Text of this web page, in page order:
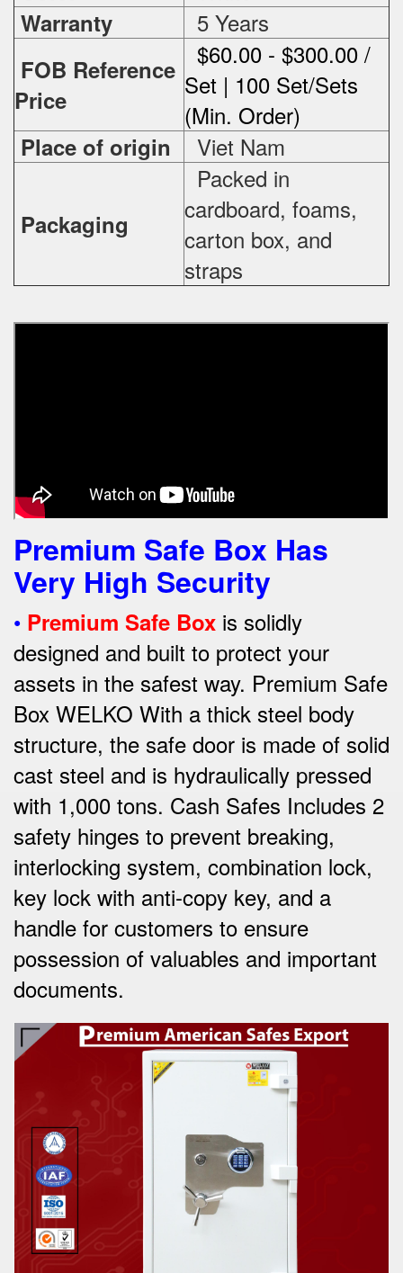
Warranty 5 Years
FOB Reference
Price
$60.00 - $300.00 /
Set | 100 Set/Sets
(Min. Order)
Place of origin Viet Nam
Packaging
Packed in
cardboard, foams,
carton box, and
straps
Premium Safe Box Has
Very High Security
• Premium Safe Box is solidly
designed and built to protect your
assets in the safest way. Premium Safe
Box WELKO With a thick steel body
structure, the safe door is made of solid
cast steel and is hydraulically pressed
with 1,000 tons. Cash Safes Includes 2
safety hinges to prevent breaking,
interlocking system, combination lock,
key lock with anti-copy key, and a
handle for customers to ensure
possession of valuables and important
documents.